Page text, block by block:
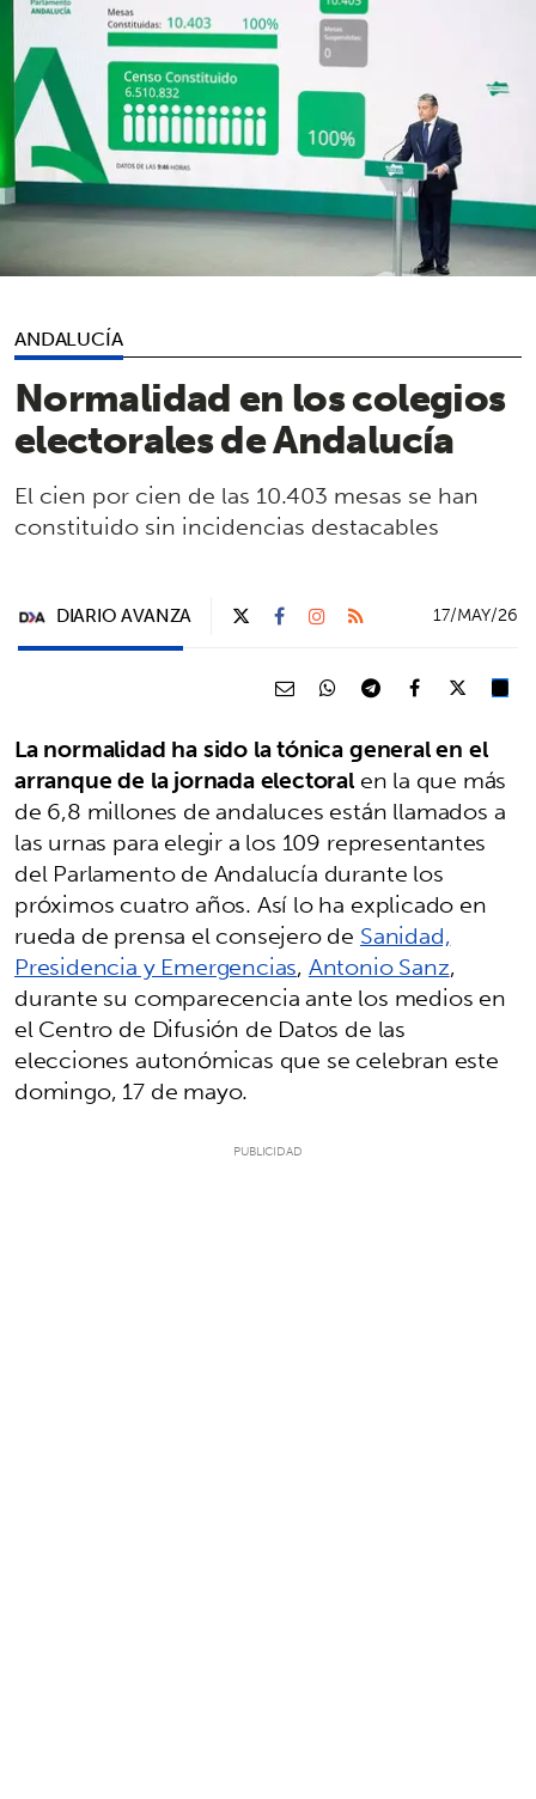
ANDALUCÍA
Normalidad en los colegios
electorales de Andalucía
El cien por cien de las 10.403 mesas se han
constituido sin incidencias destacables
DIARIO AVANZA 17/MAY/26
La normalidad ha sido la tónica general en el
arranque de la jornada electoralen la que más
de 6,8 millones de andaluces están llamados a
las urnas para elegir a los 109 representantes
del Parlamento de Andalucía durante los
próximos cuatro años. Así lo ha explicado en
rueda de prensa el consejero deSanidad,
Presidencia y Emergencias,Antonio Sanz,
durante su comparecencia ante los medios en
el Centro de Difusión de Datos de las
elecciones autonómicas que se celebran este
domingo, 17 de mayo.